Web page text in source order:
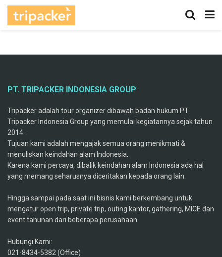
PT. TRIPACKER INDONESIA GROUP
Tripacker adalah tour organizer dibawah badan hukum PT
Tripacker Indonesia Group yang memulai kegiatannya sejak tahun
2014.
Tujuan kami adalah mengajak semua orang menikmati &
menuliskan keindahan alam Indonesia.
Karena kami percaya, dibalik keindahan alam Indonesia ada hal
yang memang seharusnya diceritakan kepada orang lain.
Hingga sampai pada saat ini bisnis kami berkembang untuk
mengatur open trip, private trip, outing kantor, gathering, MICE dan
event tahunan dari beberapa perusahaan.
Hubungi Kami:
021-8434-5382 (Office)